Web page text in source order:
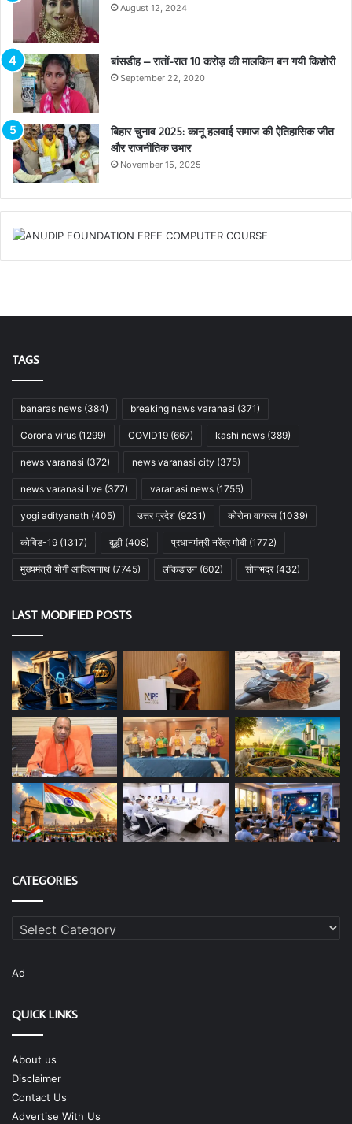
August 12, 2024
बांसडीह – रातों-रात 10 करोड़ की मालकिन बन गयी किशोरी
September 22, 2020
बिहार चुनाव 2025: कानू हलवाई समाज की ऐतिहासिक जीत
और राजनीतिक उभार
November 15, 2025
TAGS
banaras news (384) breaking news varanasi (371)
Corona virus (1299) COVID19 (667) kashi news (389)
news varanasi (372) news varanasi city (375)
news varanasi live (377) varanasi news (1755)
yogi adityanath (405) उत्तर प्रदेश (9231) कोरोना वायरस (1039)
कोविड-19 (1317) दुद्धी (408) प्रधानमंत्री नरेंद्र मोदी (1772)
मुख्यमंत्री योगी आदित्यनाथ (7745) लॉकडाउन (602) सोनभद्र(432)
LAST MODIFIED POSTS
CATEGORIES
Categories
Ad
QUICK LINKS
About us
Disclaimer
Contact Us
Advertise With Us